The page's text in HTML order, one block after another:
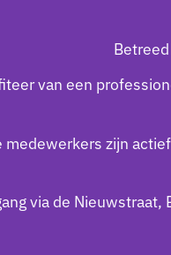
van een
medewerkers zijn
via de Nieuwstraat,